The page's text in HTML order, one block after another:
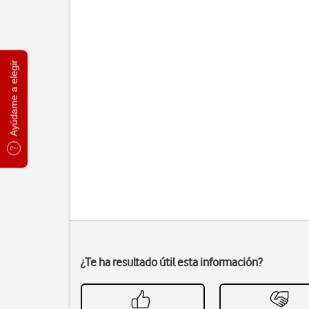
Ayúdame a elegir
¿Te ha resultado útil esta información?